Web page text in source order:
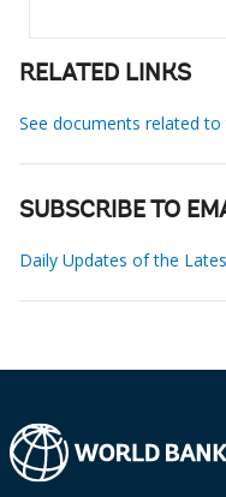
RELATED LINKS
See documents related
SUBSCRIBE TO
Daily Updates of the